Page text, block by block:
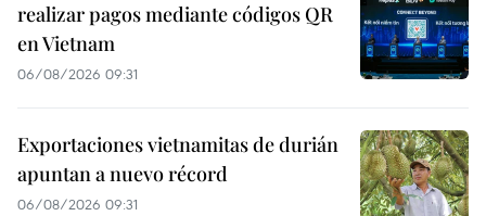
realizar pagos mediante códigos QR
en Vietnam
06/08/2026 09:31
Exportaciones vietnamitas de durián
apuntan a nuevo récord
06/08/2026 09:31